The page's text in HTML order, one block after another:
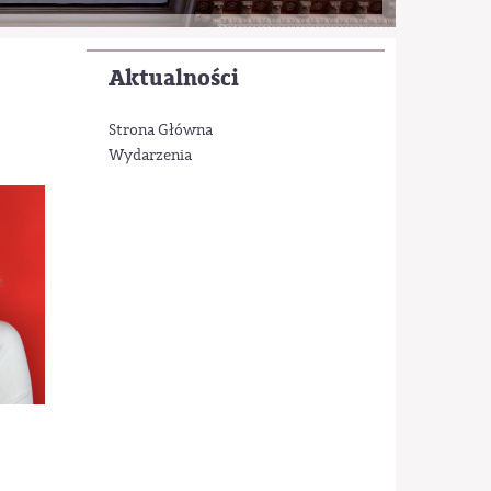
Aktualności
Strona Główna
Wydarzenia